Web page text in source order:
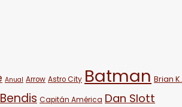
Anual Arrow Astro City Batman Brian K.
Capitán América Dan Slott